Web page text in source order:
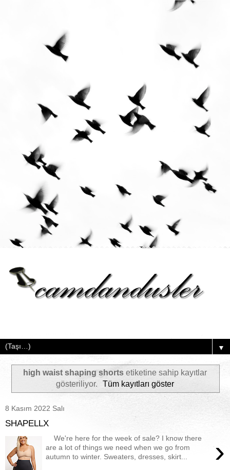
▼
high waist shaping shorts etiketine sahip kayıtlar
gösteriliyor.
Tüm kayıtları göster
8 Kasım 2022 Salı
SHAPELLX
›
We're here for the week of sale? I know there
are a lot of things we need when we go from
autumn to winter. Sweaters, dresses, skirt...